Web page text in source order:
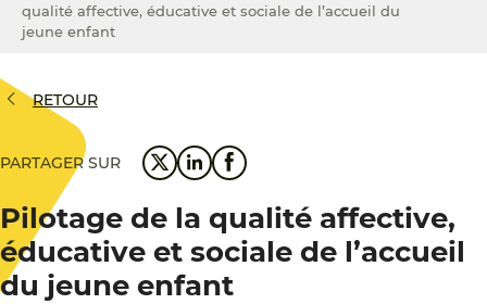
qualité affective, éducative et sociale de l’accueil du
jeune enfant
RETOUR
PARTAGER SUR
Pilotage de la qualité affective,
éducative et sociale de l’accueil
du jeune enfant